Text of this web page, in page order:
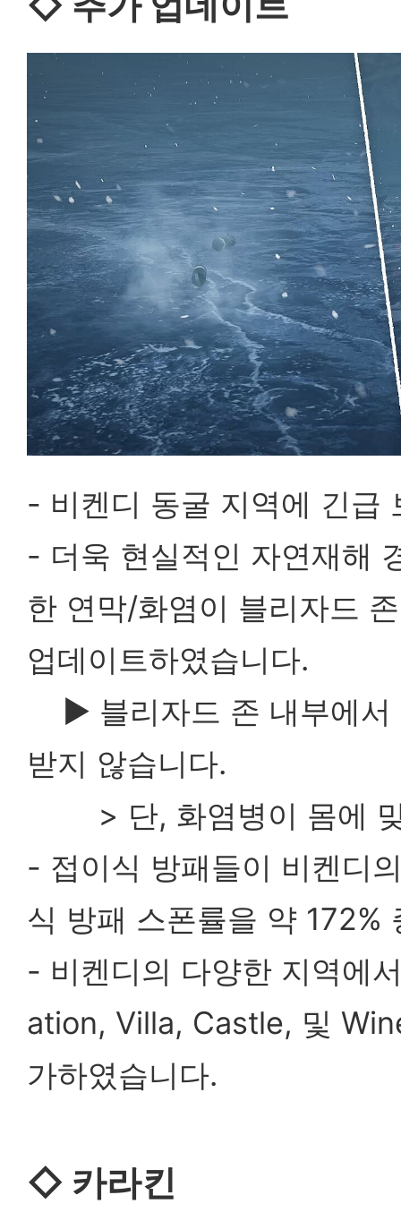
- 비켄디 동굴 지역에 긴급
- 더욱 현실적인 자연재해
한 연막/화염이 블리자드
업데이트하였습니다.
▶ 블리자드 존 내부에
받지 않습니다.
> 단, 화염병이 몸에 맞
- 접이식 방패들이 비켄디
식 방패 스폰률을 약 172%
- 비켄디의 다양한 지역에
ation, Villa, Castle, 및
가하였습니다.
◇ 카라킨